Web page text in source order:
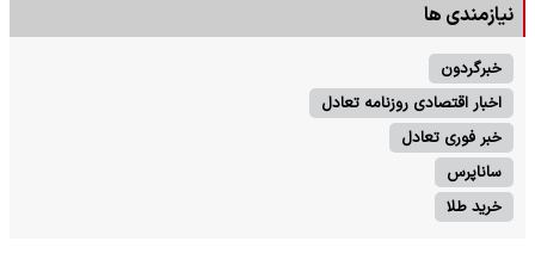
نیازمندی ها
خبرگردون
اخبار اقتصادی روزنامه تعادل
خبر فوری تعادل
ساناپرس
خرید طلا